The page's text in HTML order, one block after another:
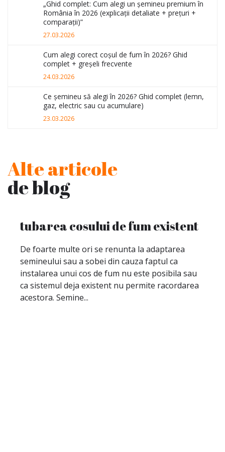
„Ghid complet: Cum alegi un șemineu premium în
România în 2026 (explicații detaliate + prețuri +
comparații)”
27.03.2026
Cum alegi corect coșul de fum în 2026? Ghid
complet + greșeli frecvente
24.03.2026
Ce șemineu să alegi în 2026? Ghid complet (lemn,
gaz, electric sau cu acumulare)
23.03.2026
Alte articole
de blog
tubarea cosului de fum existent
De foarte multe ori se renunta la adaptarea
semineului sau a sobei din cauza faptul ca
instalarea unui cos de fum nu este posibila sau
ca sistemul deja existent nu permite racordarea
acestora. Semine...